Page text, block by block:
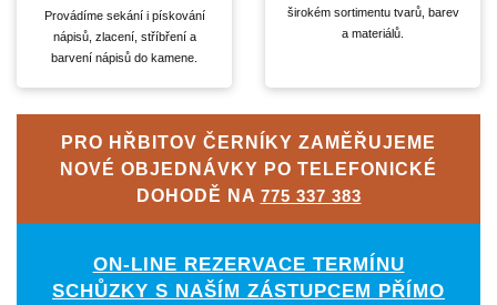
Provádíme sekání i pískování
nápisů, zlacení, stříbření a
barvení nápisů do kamene.
širokém sortimentu tvarů, barev
a materiálů.
PRO HŘBITOV ČERNÍKY ZAMĚŘUJEME
NOVÉ OBJEDNÁVKY PO TELEFONICKÉ
DOHODĚ NA 775 337 383
ON-LINE REZERVACE TERMÍNU
SCHŮZKY S NAŠÍM ZÁSTUPCEM PŘÍMO